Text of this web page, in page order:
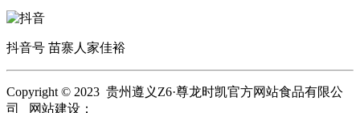
抖音号 苗寨人家佳裕
Copyright © 2023 贵州遵义Z6·尊龙时凯官方网站食品有限公
司 网站建设：